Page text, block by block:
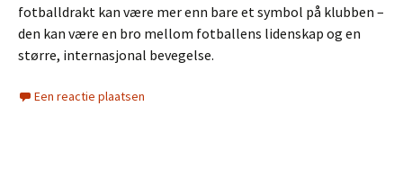
fotballdrakt kan være mer enn bare et symbol på klubben –
den kan være en bro mellom fotballens lidenskap og en
større, internasjonal bevegelse.
Een reactie plaatsen